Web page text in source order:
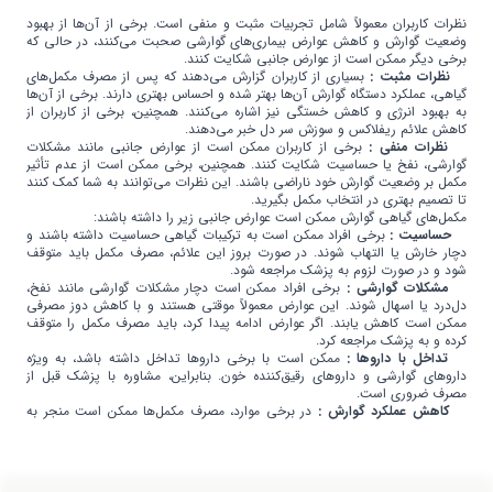
نظرات کاربران معمولاً شامل تجربیات مثبت و منفی است. برخی از آن‌ها از بهبود
وضعیت گوارش و کاهش عوارض بیماری‌های گوارشی صحبت می‌کنند، در حالی که
برخی دیگر ممکن است از عوارض جانبی شکایت کنند.
نظرات مثبت : بسیاری از کاربران گزارش می‌دهند که پس از مصرف مکمل‌های
گیاهی، عملکرد دستگاه گوارش آن‌ها بهتر شده و احساس بهتری دارند. برخی از آن‌ها
به بهبود انرژی و کاهش خستگی نیز اشاره می‌کنند. همچنین، برخی از کاربران از
کاهش علائم ریفلاکس و سوزش سر دل خبر می‌دهند.
نظرات منفی : برخی از کاربران ممکن است از عوارض جانبی مانند مشکلات
گوارشی، نفخ یا حساسیت شکایت کنند. همچنین، برخی ممکن است از عدم تأثیر
مکمل بر وضعیت گوارش خود ناراضی باشند. این نظرات می‌توانند به شما کمک کنند
تا تصمیم بهتری در انتخاب مکمل بگیرید.
مکمل‌های گیاهی گوارش ممکن است عوارض جانبی زیر را داشته باشند:
حساسیت : برخی افراد ممکن است به ترکیبات گیاهی حساسیت داشته باشند و
دچار خارش یا التهاب شوند. در صورت بروز این علائم، مصرف مکمل باید متوقف
شود و در صورت لزوم به پزشک مراجعه شود.
مشکلات گوارشی : برخی افراد ممکن است دچار مشکلات گوارشی مانند نفخ،
دل‌درد یا اسهال شوند. این عوارض معمولاً موقتی هستند و با کاهش دوز مصرفی
ممکن است کاهش یابند. اگر عوارض ادامه پیدا کرد، باید مصرف مکمل را متوقف
کرده و به پزشک مراجعه کرد.
تداخل با داروها : ممکن است با برخی داروها تداخل داشته باشد، به ویژه
داروهای گوارشی و داروهای رقیق‌کننده خون. بنابراین، مشاوره با پزشک قبل از
مصرف ضروری است.
کاهش عملکرد گوارش : در برخی موارد، مصرف مکمل‌ها ممکن است منجر به